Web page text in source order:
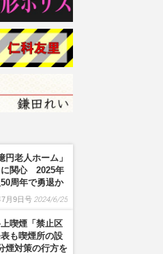
円老人ホーム」
に関心 2025年
周年で勇退か
月9日号 2024/6/25
上喫煙「禁止区
も喫煙所の設
煙対策の行方を